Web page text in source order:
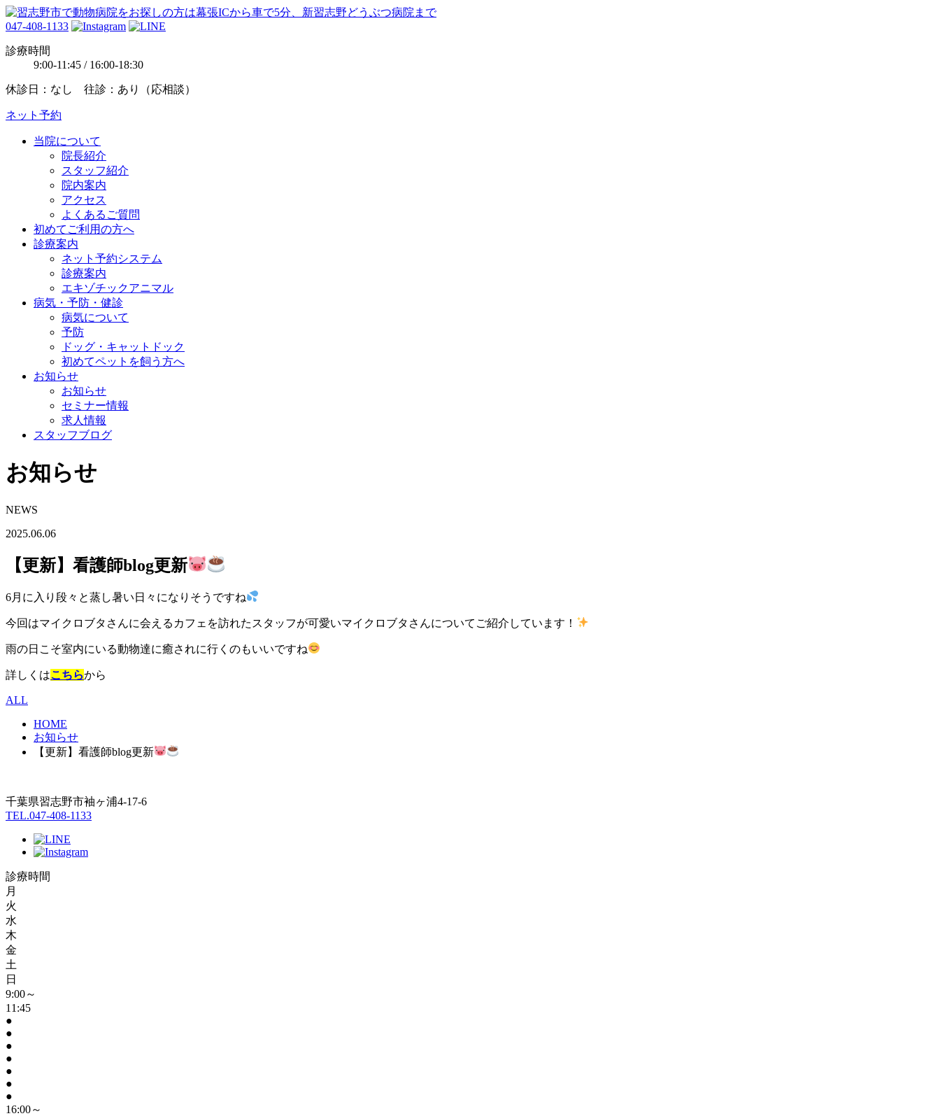
047-408-1133
診療時間
9:00-11:45 / 16:00-18:30
休診日：なし 往診：あり（応相談）
ネット予約
当院について
院長紹介
スタッフ紹介
院内案内
アクセス
よくあるご質問
初めてご利用の方へ
診療案内
ネット予約システム
診療案内
エキゾチックアニマル
病気・予防・健診
病気について
予防
ドッグ・キャットドック
初めてペットを飼う方へ
お知らせ
お知らせ
セミナー情報
求人情報
スタッフブログ
お知らせ
NEWS
2025.06.06
【更新】看護師blog更新
6月に入り段々と蒸し暑い日々になりそうですね
今回はマイクロブタさんに会えるカフェを訪れたスタッフが可愛いマイクロブタさんについてご紹介しています！
雨の日こそ室内にいる動物達に癒されに行くのもいいですね
詳しくはこちらから
ALL
HOME
お知らせ
【更新】看護師blog更新
千葉県習志野市袖ヶ浦4-17-6
TEL.047-408-1133
診療時間
月
火
水
木
金
土
日
9:00～
11:45
●
●
●
●
●
●
●
16:00～